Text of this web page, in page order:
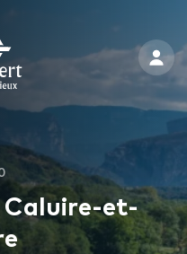
Caluire-et-